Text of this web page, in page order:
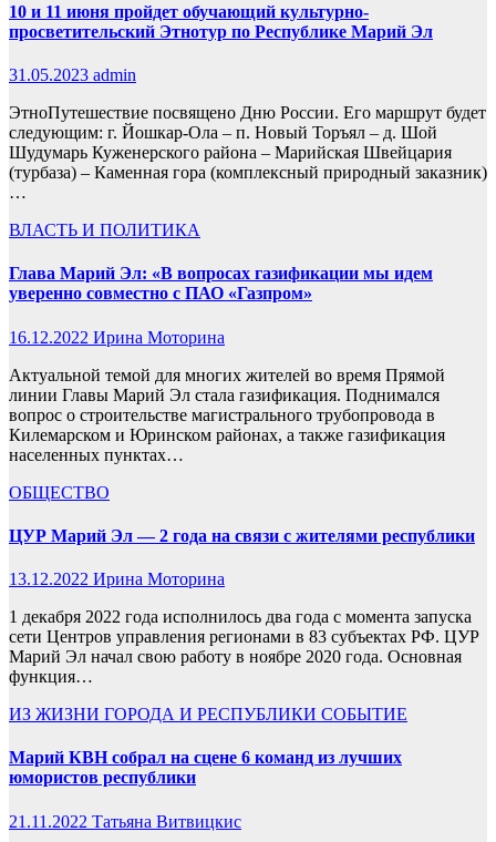
10 и 11 июня пройдет обучающий культурно-
просветительский Этнотур по Республике Марий Эл
31.05.2023 admin
ЭтноПутешествие посвящено Дню России. Его маршрут будет
следующим: г. Йошкар-Ола – п. Новый Торъял – д. Шой
Шудумарь Куженерского района – Марийская Швейцария
(турбаза) – Каменная гора (комплексный природный заказник)
…
ВЛАСТЬ И ПОЛИТИКА
Глава Марий Эл: «В вопросах газификации мы идем
уверенно совместно с ПАО «Газпром»
16.12.2022 Ирина Моторина
Актуальной темой для многих жителей во время Прямой
линии Главы Марий Эл стала газификация. Поднимался
вопрос о строительстве магистрального трубопровода в
Килемарском и Юринском районах, а также газификация
населенных пунктах…
ОБЩЕСТВО
ЦУР Марий Эл — 2 года на связи с жителями республики
13.12.2022 Ирина Моторина
1 декабря 2022 года исполнилось два года с момента запуска
сети Центров управления регионами в 83 субъектах РФ. ЦУР
Марий Эл начал свою работу в ноябре 2020 года. Основная
функция…
ИЗ ЖИЗНИ ГОРОДА И РЕСПУБЛИКИ СОБЫТИЕ
Марий КВН собрал на сцене 6 команд из лучших
юмористов республики
21.11.2022 Татьяна Витвицкис